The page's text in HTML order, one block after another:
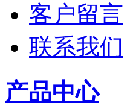
客户留言
联系我们
产品中心